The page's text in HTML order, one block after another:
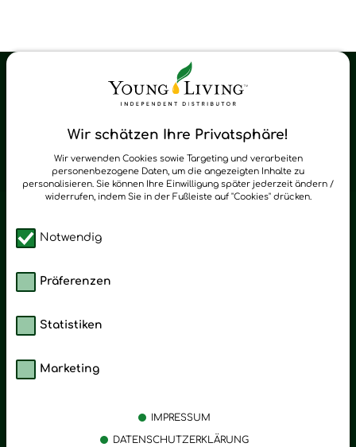
Wir schätzen Ihre Privatsphäre!
Wir verwenden Cookies sowie Targeting und verarbeiten
personenbezogene Daten, um die angezeigten Inhalte zu
personalisieren. Sie können Ihre Einwilligung später jederzeit ändern /
widerrufen, indem Sie in der Fußleiste auf "Cookies" drücken.
Notwendig
Präferenzen
Statistiken
Marketing
IMPRESSUM
DATENSCHUTZERKLÄRUNG
Young Living Shop-Oil Newsletter
zum Newsletter anmelden
Stress
Entspannung